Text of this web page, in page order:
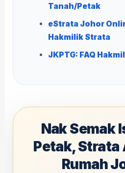
Tanah/Petak
eStrata Johor
Hakmilik Strata
JKPTG: FAQ
Nak Semak
Petak, Strata
Rumah